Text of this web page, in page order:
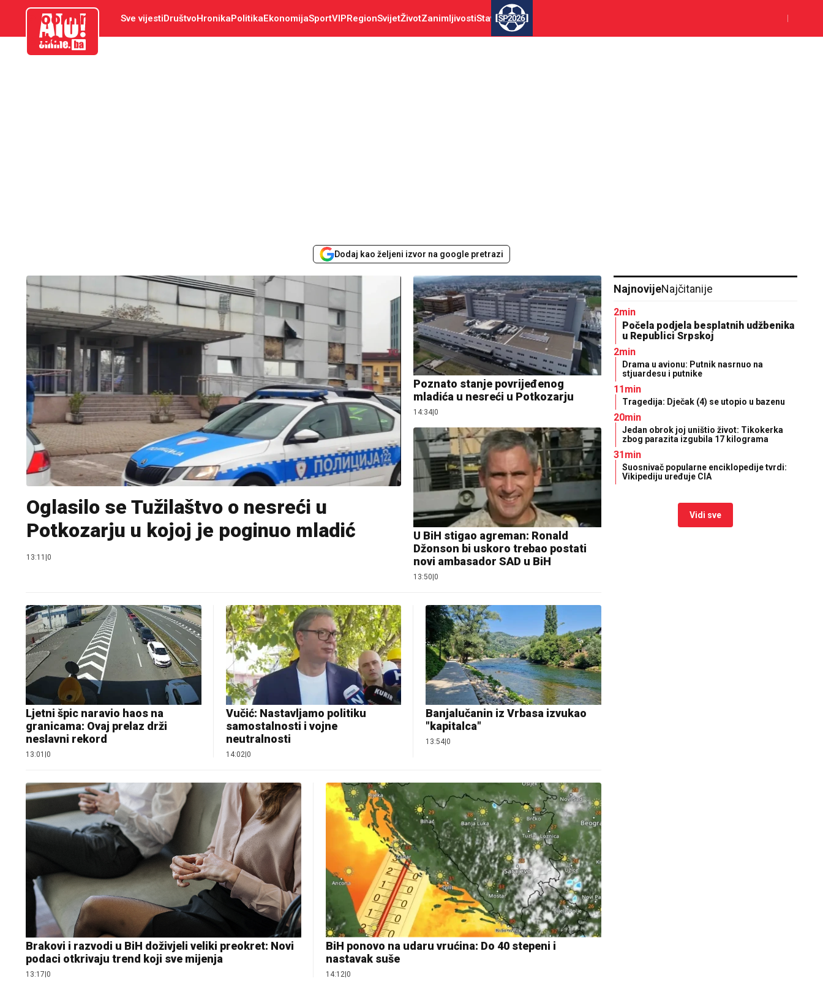
aloonlin
e.ba
Sve vijestiDruštvoHronikaPolitikaEkonomijaSportVIPRegionSvijetŽivotZanimljivostiStav SP2026
Dodaj kao željeni izvor na google pretrazi
Oglasilo se Tužilaštvo o nesreći u
Potkozarju u kojoj je poginuo mladić
13:11 0
Poznato stanje povrijeđenog
mladića u nesreći u Potkozarju
14:34 |0
U BiH stigao agreman: Ronald
Džonson bi uskoro trebao postati
novi ambasador SAD u BiH
13:50 |0
Ljetni špic naravio haos na
granicama: Ovaj prelaz drži
neslavni rekord
13:01 0
Vučić: Nastavljamo politiku
samostalnosti i vojne
neutralnosti
14:02| 0
Banjalučanin iz Vrbasa izvukao
"kapitalca"
13:54 |0
Brakovi i razvodi u BiH doživjeli veliki preokret: Novi
podaci otkrivaju trend koji sve mijenja
13:17 0
BiH ponovo na udaru vrućina: Do 40 stepeni i
nastavak suše
14:12 0
NajnovijeNajčitanije
2min
Počela podjela besplatnih udžbenika
u Republici Srpskoj
2min
Drama u avionu: Putnik nasrnuo na
stjuardesu i putnike
11min
Tragedija: Dječak (4) se utopio u bazenu
20min
Jedan obrok joj uništio život: Tikokerka
zbog parazita izgubila 17 kilograma
31min
Suosnivač popularne enciklopedije tvrdi:
Vikipediju uređuje CIA
Vidi sve